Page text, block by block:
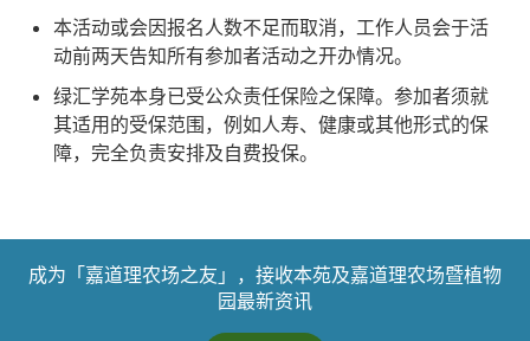
本活动或会因报名人数不足而取消，工作人员会于活
动前两天告知所有参加者活动之开办情况。
绿汇学苑本身已受公众责任保险之保障。参加者须就
其适用的受保范围，例如人寿、健康或其他形式的保
障，完全负责安排及自费投保。
成为「嘉道理农场之友」，接收本苑及嘉道理农场暨植物
园最新资讯